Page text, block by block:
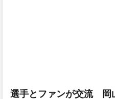
選手とファンが交流 岡